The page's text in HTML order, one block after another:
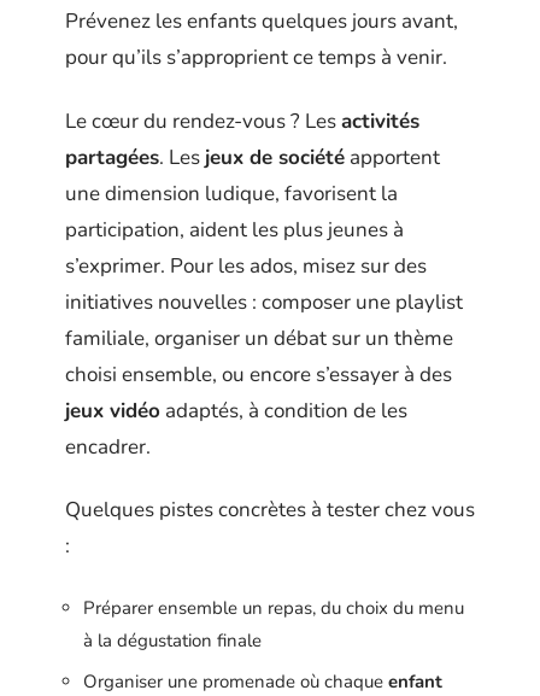
Prévenez les enfants quelques jours avant,
pour qu’ils s’approprient ce temps à venir.
Le cœur du rendez-vous ? Lesactivités
partagées. Les jeux de société apportent
une dimension ludique, favorisent la
participation, aident les plus jeunes à
s’exprimer. Pour les ados, misez sur des
initiatives nouvelles : composer une playlist
familiale, organiser un débat sur un thème
choisi ensemble, ou encore s’essayer à des
jeux vidéo adaptés, à condition de les
encadrer.
Quelques pistes concrètes à tester chez vous
:
Préparer ensemble un repas, du choix du menu
à la dégustation finale
Organiser une promenade où chaque enfant